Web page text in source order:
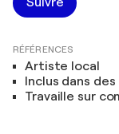
RÉFÉRENCES
Artiste local
Inclus dans
Travaille sur